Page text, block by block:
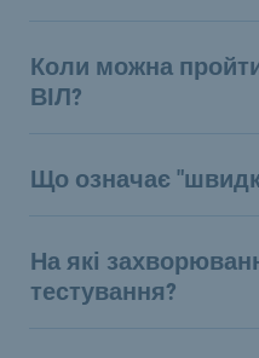
Коли можна
ВІЛ?
Що означає
На які
тестування?